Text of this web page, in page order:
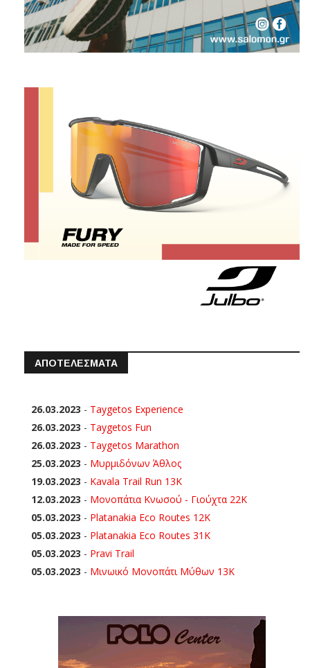
ΑΠΟΤΕΛΕΣΜΑΤΑ
26.03.2023 - Taygetos Experience
26.03.2023 - Taygetos Fun
26.03.2023 - Taygetos Marathon
25.03.2023 - Μυρμιδόνων Άθλος
19.03.2023 - Kavala Trail Run 13K
12.03.2023 - Μονοπάτια Κνωσού - Γιούχτα 22Κ
05.03.2023 - Platanakia Eco Routes 12K
05.03.2023 - Platanakia Eco Routes 31K
05.03.2023 - Pravi Trail
05.03.2023 - Μινωικό Μονοπάτι Μύθων 13Κ